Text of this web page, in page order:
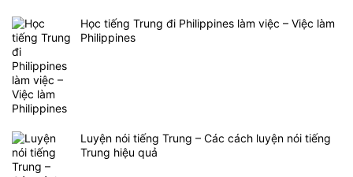
Học tiếng Trung đi Philippines làm việc – Việc làm
Philippines
Luyện nói tiếng Trung – Các cách luyện nói tiếng
Trung hiệu quả